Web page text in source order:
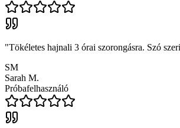
"Tökéletes hajnali 3 órai szorongásra. Szó
SM
Sarah M.
Próbafelhasználó